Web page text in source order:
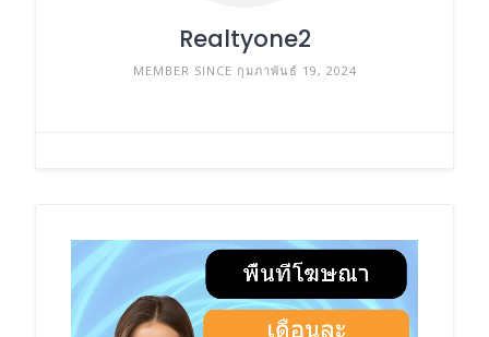
Realtyone2
MEMBER SINCE กุมภาพันธ์ 19, 2024